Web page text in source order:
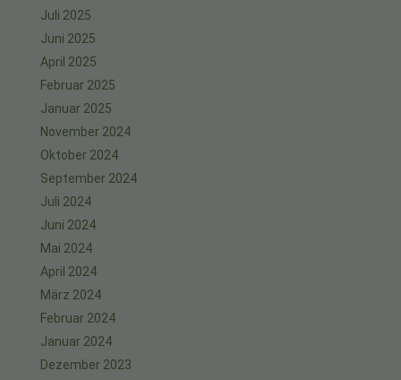
Juli 2025
Juni 2025
April 2025
Februar 2025
Januar 2025
November 2024
Oktober 2024
September 2024
Juli 2024
Juni 2024
Mai 2024
April 2024
März 2024
Februar 2024
Januar 2024
Dezember 2023